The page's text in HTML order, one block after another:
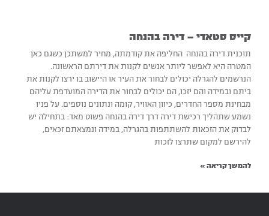
קייס סטאדי – דירה בהנחה
תוכנית דירה בהנחה החליפה את קודמתה, מחיר למשתכן כשגם כאן
המטרה היא לאפשר ליותר אנשים לקנות את דירתם הראשונה.
הנרשמים להגרלה יכולים לבחור את העיר או היישוב בו ירצו לקנות את
ביתם ובמידה והם יזכו, הם יכולים לבחור את הדירה המועדפת עליהם
מבחינת מספר החדרים, כיוון האוויר, קומה ונתונים נוספים. על פניו
נשמע שתהליך רכישת דירה דרך דירה בהנחה פשוט מאד: בתחילה יש
לבדוק את הזכאות להשתתפות בהגרלה, במידה ונמצאתם זכאים,
להירשם למקום שתרצו לזכות
להמשך קריאה »